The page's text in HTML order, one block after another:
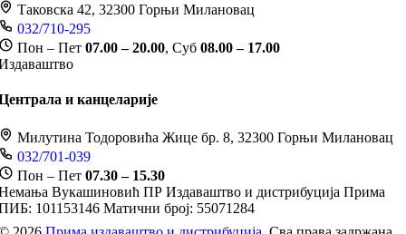
Таковска 42, 32300 Горњи Милановац
032/710-295
Пон – Пет 07.00 – 20.00, Суб 08.00 – 17.00
и канцеларије
Милутина Тодоровића Жице бр. 8, 32300 Горњи Милановац
032/701-039
Пон – Пет 07.30 – 15.30
Вукашиновић ПР Издаваштво и дистрибуција Прима
101153146 Матични број: 55071284